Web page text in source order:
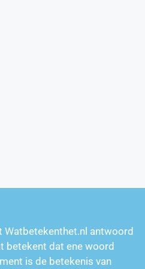
Watbetekenthet.nl antwoord
betekent dat ene woord
is de betekenis van